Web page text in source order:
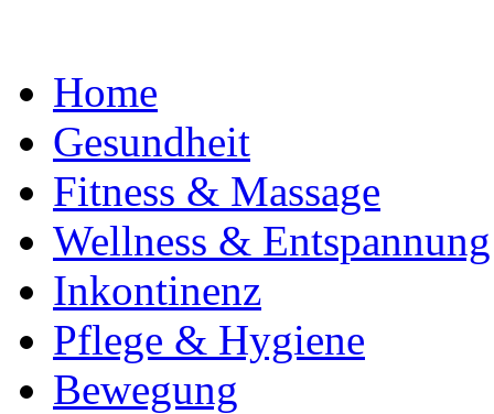
Home
Gesundheit
Fitness & Massage
Wellness & Entspannung
Inkontinenz
Pflege & Hygiene
Bewegung